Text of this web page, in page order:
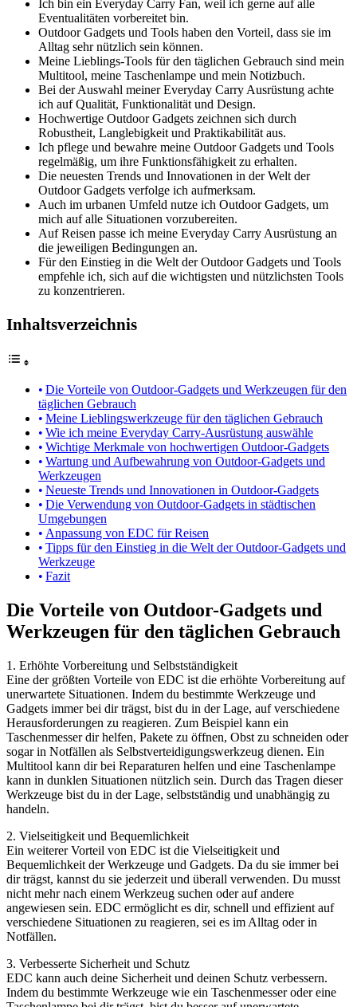
Ich bin ein Everyday Carry Fan, weil ich gerne auf alle
Eventualitäten vorbereitet bin.
Outdoor Gadgets und Tools haben den Vorteil, dass sie im
Alltag sehr nützlich sein können.
Meine Lieblings-Tools für den täglichen Gebrauch sind mein
Multitool, meine Taschenlampe und mein Notizbuch.
Bei der Auswahl meiner Everyday Carry Ausrüstung achte
ich auf Qualität, Funktionalität und Design.
Hochwertige Outdoor Gadgets zeichnen sich durch
Robustheit, Langlebigkeit und Praktikabilität aus.
Ich pflege und bewahre meine Outdoor Gadgets und Tools
regelmäßig, um ihre Funktionsfähigkeit zu erhalten.
Die neuesten Trends und Innovationen in der Welt der
Outdoor Gadgets verfolge ich aufmerksam.
Auch im urbanen Umfeld nutze ich Outdoor Gadgets, um
mich auf alle Situationen vorzubereiten.
Auf Reisen passe ich meine Everyday Carry Ausrüstung an
die jeweiligen Bedingungen an.
Für den Einstieg in die Welt der Outdoor Gadgets und Tools
empfehle ich, sich auf die wichtigsten und nützlichsten Tools
zu konzentrieren.
Inhaltsverzeichnis
Die Vorteile von Outdoor-Gadgets und Werkzeugen für den
täglichen Gebrauch
Meine Lieblingswerkzeuge für den täglichen Gebrauch
Wie ich meine Everyday Carry-Ausrüstung auswähle
Wichtige Merkmale von hochwertigen Outdoor-Gadgets
Wartung und Aufbewahrung von Outdoor-Gadgets und
Werkzeugen
Neueste Trends und Innovationen in Outdoor-Gadgets
Die Verwendung von Outdoor-Gadgets in städtischen
Umgebungen
Anpassung von EDC für Reisen
Tipps für den Einstieg in die Welt der Outdoor-Gadgets und
Werkzeuge
Fazit
Die Vorteile von Outdoor-Gadgets und
Werkzeugen für den täglichen Gebrauch
1. Erhöhte Vorbereitung und Selbstständigkeit
Eine der größten Vorteile von EDC ist die erhöhte Vorbereitung auf
unerwartete Situationen. Indem du bestimmte Werkzeuge und
Gadgets immer bei dir trägst, bist du in der Lage, auf verschiedene
Herausforderungen zu reagieren. Zum Beispiel kann ein
Taschenmesser dir helfen, Pakete zu öffnen, Obst zu schneiden oder
sogar in Notfällen als Selbstverteidigungswerkzeug dienen. Ein
Multitool kann dir bei Reparaturen helfen und eine Taschenlampe
kann in dunklen Situationen nützlich sein. Durch das Tragen dieser
Werkzeuge bist du in der Lage, selbstständig und unabhängig zu
handeln.
2. Vielseitigkeit und Bequemlichkeit
Ein weiterer Vorteil von EDC ist die Vielseitigkeit und
Bequemlichkeit der Werkzeuge und Gadgets. Da du sie immer bei
dir trägst, kannst du sie jederzeit und überall verwenden. Du musst
nicht mehr nach einem Werkzeug suchen oder auf andere
angewiesen sein. EDC ermöglicht es dir, schnell und effizient auf
verschiedene Situationen zu reagieren, sei es im Alltag oder in
Notfällen.
3. Verbesserte Sicherheit und Schutz
EDC kann auch deine Sicherheit und deinen Schutz verbessern.
Indem du bestimmte Werkzeuge wie ein Taschenmesser oder eine